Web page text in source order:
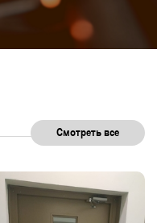
Смотреть все